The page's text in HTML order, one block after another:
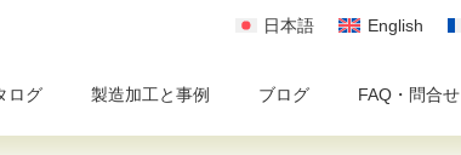
日本語 English
ログ 製造加工と事例 ブログ FAQ・問合せ